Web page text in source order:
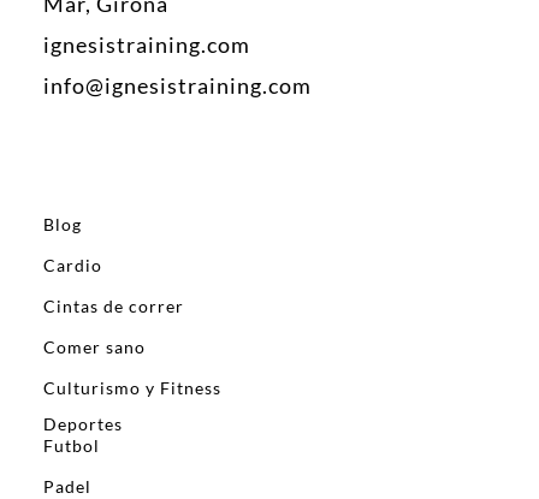
ignesistraining.com
info@ignesistraining.com
Blog
Cardio
Cintas de correr
Comer sano
Culturismo y Fitness
Deportes
Futbol
Padel